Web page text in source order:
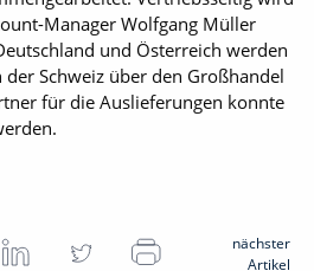
Manager Wolfgang Müller
und Österreich werden
Schweiz über den Groß­handel
für die Auslieferungen konnte
nächster
Artikel